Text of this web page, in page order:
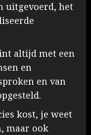
uitgevoerd, het
altijd met een
en
en van
kost, je weet
maar ook